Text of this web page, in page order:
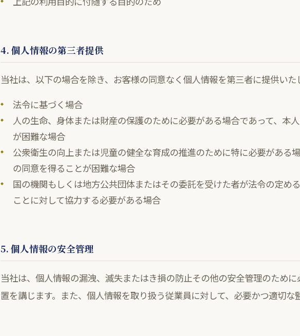
4. 個人情報の第三者提供
当社は、以下の場合を除き、お客様の同意なく個人情報を第三者に提供いた
法令に基づく場合
人の生命、身体または財産の保護のために必要がある場合であって、本
が困難な場合
公衆衛生の向上または児童の健全な育成の推進のために特に必要がある
の同意を得ることが困難な場合
国の機関もしくは地方公共団体またはその委託を受けた者が法令の定め
ことに対して協力する必要がある場合
5. 個人情報の安全管理
当社は、個人情報の漏洩、滅失またはき損の防止その他の安全管理のため
置を講じます。また、個人情報を取り扱う従業員に対して、必要かつ適切な